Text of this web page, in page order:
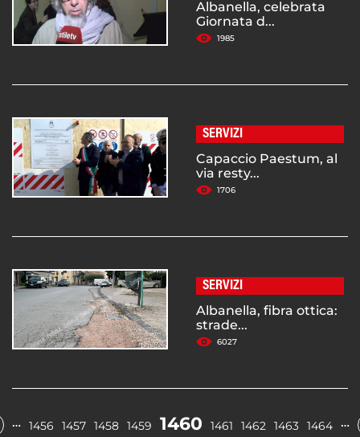
Albanella, celebrata
Giornata d...
1985
SERVIZI
Capaccio Paestum, al
via resty...
1706
SERVIZI
Albanella, fibra ottica:
strade...
6027
… 1456 1457 1458 1459 1460 1461 1462 1463 1464 …